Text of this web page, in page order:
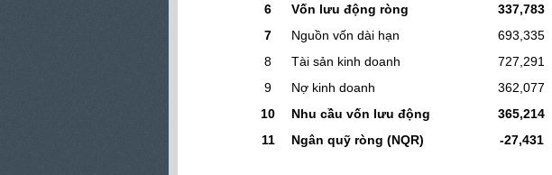
6
Vốn lưu động ròng 337,783
7
Nguồn vốn dài hạn 693,335
8
Tài sản kinh doanh 727,291
9
Nợ kinh doanh 362,077
10
Nhu cầu vốn lưu động 365,214
11
Ngân quỹ ròng (NQR) -27,431